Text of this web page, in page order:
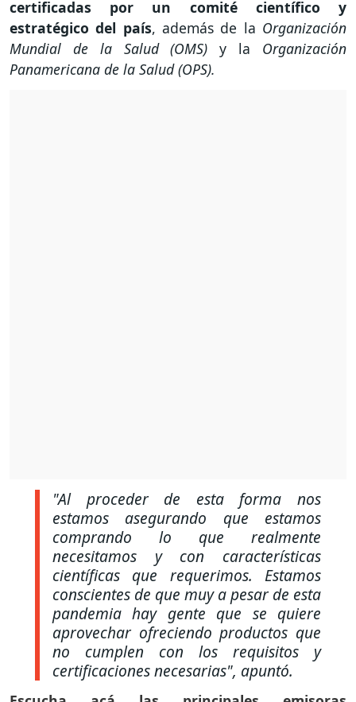
certificadas por un comité científico y
estratégico del país, además de la Organización
Mundial de la Salud (OMS)y la Organización
Panamericana de la Salud (OPS).
"Al proceder de esta forma nos
estamos asegurando que estamos
comprando lo que realmente
necesitamos y con características
científicas que requerimos. Estamos
conscientes de que muy a pesar de esta
pandemia hay gente que se quiere
aprovechar ofreciendo productos que
no cumplen con los requisitos y
certificaciones necesarias", apuntó.